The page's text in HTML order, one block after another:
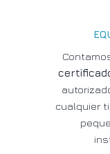
cualquier